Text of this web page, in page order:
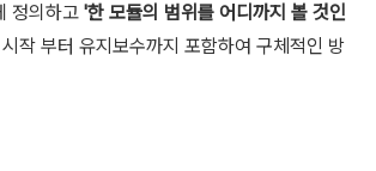
정의하고 '한 모듈의 범위를 어디까지 볼 것인
작 부터 유지보수까지 포함하여 구체적인 방